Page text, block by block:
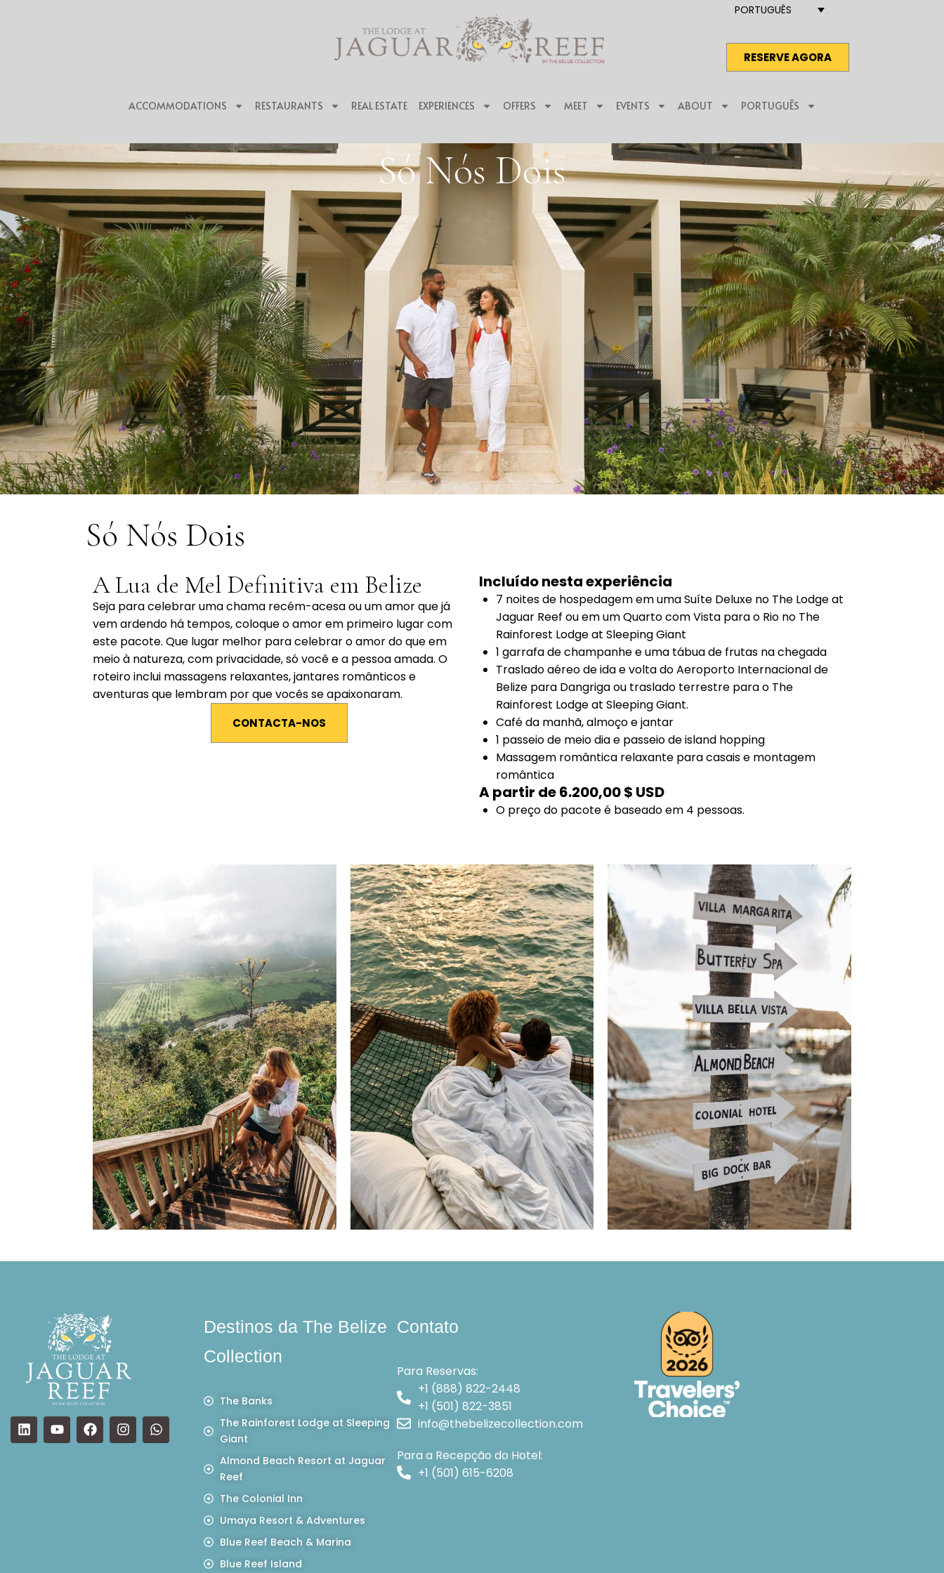
PORTUGUÊS
RESERVE AGORA
ACCOMMODATIONS RESTAURANTS REAL ESTATE EXPERIENCES OFFERS MEET EVENTS ABOUT PORTUGUÊS
Só Nós Dois
Só Nós Dois
A Lua de Mel Definitiva em Belize
Seja para celebrar uma chama recém-acesa ou um amor que já
vem ardendo há tempos, coloque o amor em primeiro lugar com
este pacote. Que lugar melhor para celebrar o amor do que em
meio à natureza, com privacidade, só você e a pessoa amada. O
roteiro inclui massagens relaxantes, jantares românticos e
aventuras que lembram por que vocês se apaixonaram.
CONTACTA-NOS
Incluído nesta experiência
7 noites de hospedagem em umaSuíte Deluxe no The Lodge at
Jaguar Reef ou em umQuarto com Vista para o Rio no The
Rainforest Lodge at Sleeping Giant
1 garrafa de champanhe e uma tábua de frutas na chegada
Traslado aéreo de ida e volta do Aeroporto Internacional de
Belize para Dangriga ou traslado terrestre para o The
Rainforest Lodge at Sleeping Giant.
Café da manhã, almoço e jantar
1 passeio de meio dia e passeio de island hopping
Massagem romântica relaxante para casais e montagem
romântica
A partir de 6.200,00 $ USD
O preço do pacote é baseado em 4 pessoas.
Destinos da The Belize
Collection
The Banks
The Rainforest Lodge at Sleeping
Giant
Almond Beach Resort at Jaguar
Reef
The Colonial Inn
Umaya Resort & Adventures
Blue Reef Beach & Marina
Blue Reef Island
Contato
Para Reservas:
+1 (888) 822-2448
+1 (501) 822-3851
info@thebelizecollection.com
Para a Recepção do Hotel:
+1 (501) 615-6208